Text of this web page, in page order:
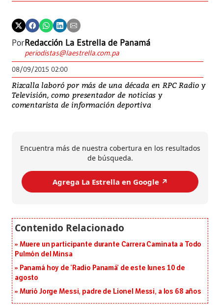
PorRedacción La Estrella de Panamá
periodistas@laestrella.com.pa
08/09/2015 02:00
Rizcalla laboró por más de una década en RPC Radio y
Televisión, como presentador de noticias y
comentarista de información deportiva
Encuentra más de nuestra cobertura en los resultados
de búsqueda.
Agrega La Estrella en Google ↗️
Muere un participante durante Carrera Caminata a Todo
Pulmón del Minsa
Panamá hoy de ‘Radio Panamá’ de este lunes 10 de
agosto
Murió Jorge Messi, padre de Lionel Messi, a los 68 años